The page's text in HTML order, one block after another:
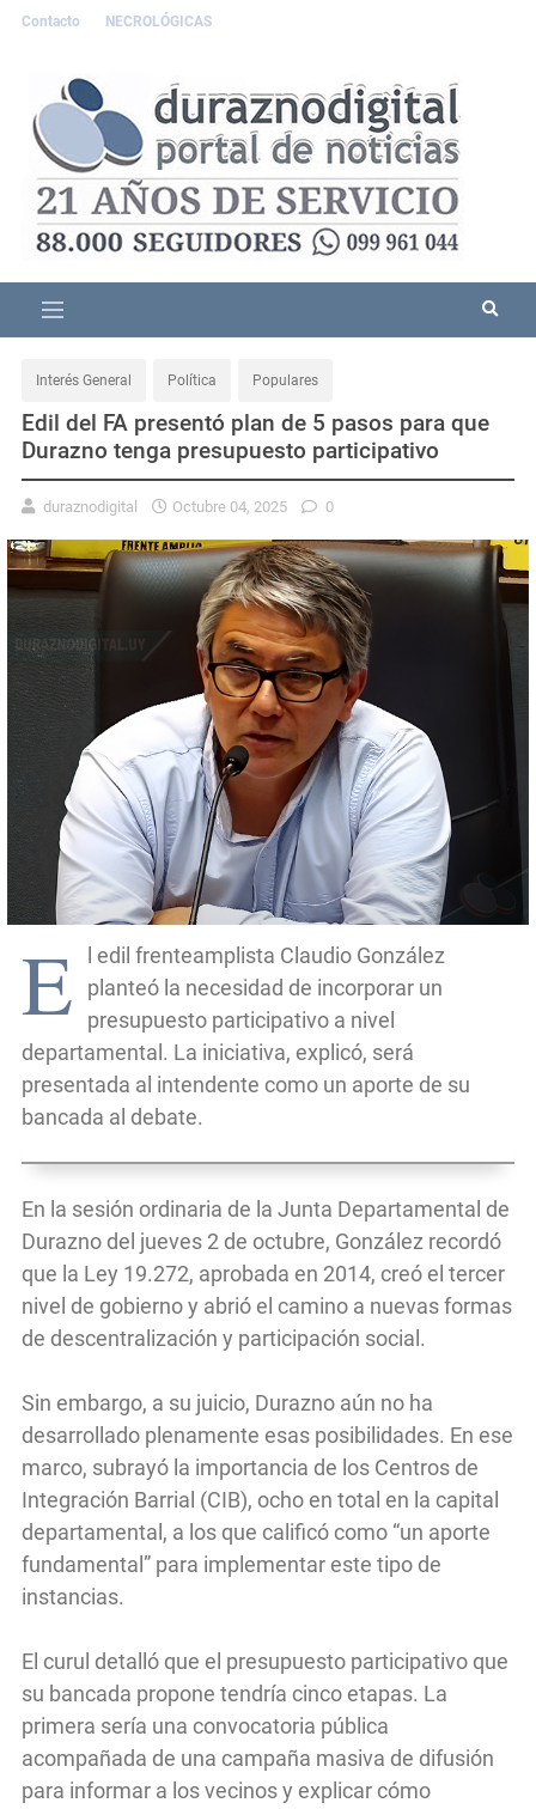
Contacto NECROLÓGICAS
Interés General Política Populares
Edil del FA presentó plan de 5 pasos para que
Durazno tenga presupuesto participativo
duraznodigital Octubre 04, 2025 0
E
l edil frenteamplista Claudio González
planteó la necesidad de incorporar un
presupuesto participativo a nivel
departamental. La iniciativa, explicó, será
presentada al intendente como un aporte de su
bancada al debate.
En la sesión ordinaria de la Junta Departamental de
Durazno del jueves 2 de octubre, González recordó
que la Ley 19.272, aprobada en 2014, creó el tercer
nivel de gobierno y abrió el camino a nuevas formas
de descentralización y participación social.
Sin embargo, a su juicio, Durazno aún no ha
desarrollado plenamente esas posibilidades. En ese
marco, subrayó la importancia de los Centros de
Integración Barrial (CIB), ocho en total en la capital
departamental, a los que calificó como “un aporte
fundamental” para implementar este tipo de
instancias.
El curul detalló que el presupuesto participativo que
su bancada propone tendría cinco etapas. La
primera sería una convocatoria pública
acompañada de una campaña masiva de difusión
para informar a los vecinos y explicar cómo